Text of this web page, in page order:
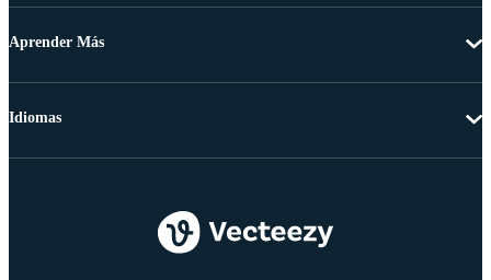
Aprender Más
Idiomas